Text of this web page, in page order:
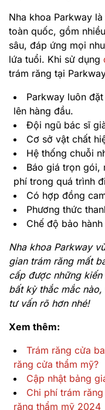
Nha khoa Parkway
toàn quốc, gồm
sâu, đáp ứng mọi
lứa tuổi. Khi sử dụng
trám răng tại
Parkway luôn
lên hàng đầu.
Đội ngũ bác sĩ
Cơ sở vật chất
Hệ thống chuỗi
Báo giá trọn gói,
phí trong quá trình
Có hợp đồng
Phương thức
Chế độ bảo
Nha khoa Parkway
gian trám răng mất
cấp được những
bất kỳ thắc mắc
tư vấn rõ hơn nhé!
Xem thêm:
Trám răng cửa
răng cửa thẩm mỹ?
Cập nhật bảng
Chi phí trám
răng thẩm mỹ 2024